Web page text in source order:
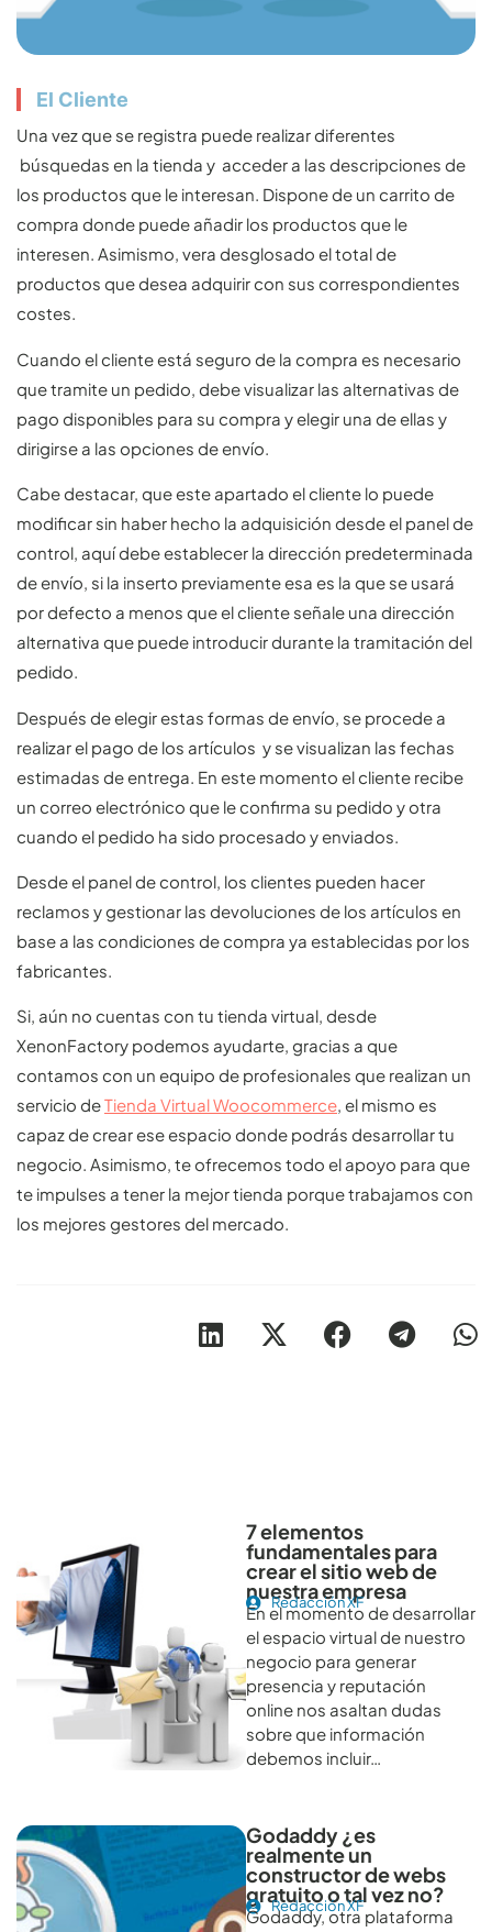
El Cliente
Una vez que se registra puede realizar diferentes
búsquedas en la tienda y acceder a las descripciones de
los productos que le interesan. Dispone de un carrito de
compra donde puede añadir los productos que le
interesen. Asimismo, vera desglosado el total de
productos que desea adquirir con sus correspondientes
costes.
Cuando el cliente está seguro de la compra es necesario
que tramite un pedido, debe visualizar las alternativas de
pago disponibles para su compra y elegir una de ellas y
dirigirse a las opciones de envío.
Cabe destacar, que este apartado el cliente lo puede
modificar sin haber hecho la adquisición desde el panel de
control, aquí debe establecer la dirección predeterminada
de envío, si la inserto previamente esa es la que se usará
por defecto a menos que el cliente señale una dirección
alternativa que puede introducir durante la tramitación del
pedido.
Después de elegir estas formas de envío, se procede a
realizar el pago de los artículos y se visualizan las fechas
estimadas de entrega. En este momento el cliente recibe
un correo electrónico que le confirma su pedido y otra
cuando el pedido ha sido procesado y enviados.
Desde el panel de control, los clientes pueden hacer
reclamos y gestionar las devoluciones de los artículos en
base a las condiciones de compra ya establecidas por los
fabricantes.
Si, aún no cuentas con tu tienda virtual, desde
XenonFactory podemos ayudarte, gracias a que
contamos con un equipo de profesionales que realizan un
servicio deTienda Virtual Woocommerce, el mismo es
capaz de crear ese espacio donde podrás desarrollar tu
negocio. Asimismo, te ofrecemos todo el apoyo para que
te impulses a tener la mejor tienda porque trabajamos con
los mejores gestores del mercado.
7 elementos
fundamentales para
crear el sitio web de
nuestra empresa
Redacción XF
En el momento de desarrollar
el espacio virtual de nuestro
negocio para generar
presencia y reputación
online nos asaltan dudas
sobre que información
debemos incluir…
Godaddy ¿es
realmente un
constructor de webs
gratuito o tal vez no?
Redacción XF
Godaddy, otra plataforma